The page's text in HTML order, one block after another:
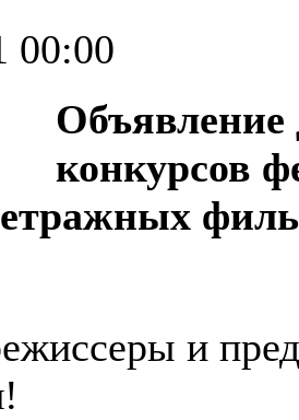
00:00
Объявление
конкурсов
и